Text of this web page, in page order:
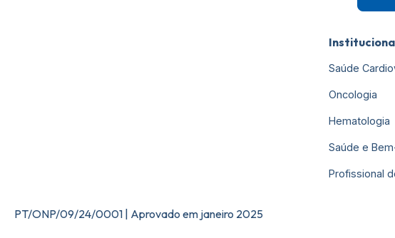
Saúde
Oncologia
Hematologia
Saúde e
Profissional
PT/ONP/09/24/0001 | Aprovado em janeiro 2025